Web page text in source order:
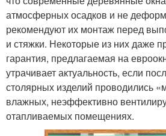
атмосферных осадков и не
рекомендуют их монтаж перед
и стяжки. Некоторые из них даже
гарантия, предлагаемая на
утрачивает актуальность, если
столярных изделий проводились
влажных, неэффективно
отапливаемых помещениях.